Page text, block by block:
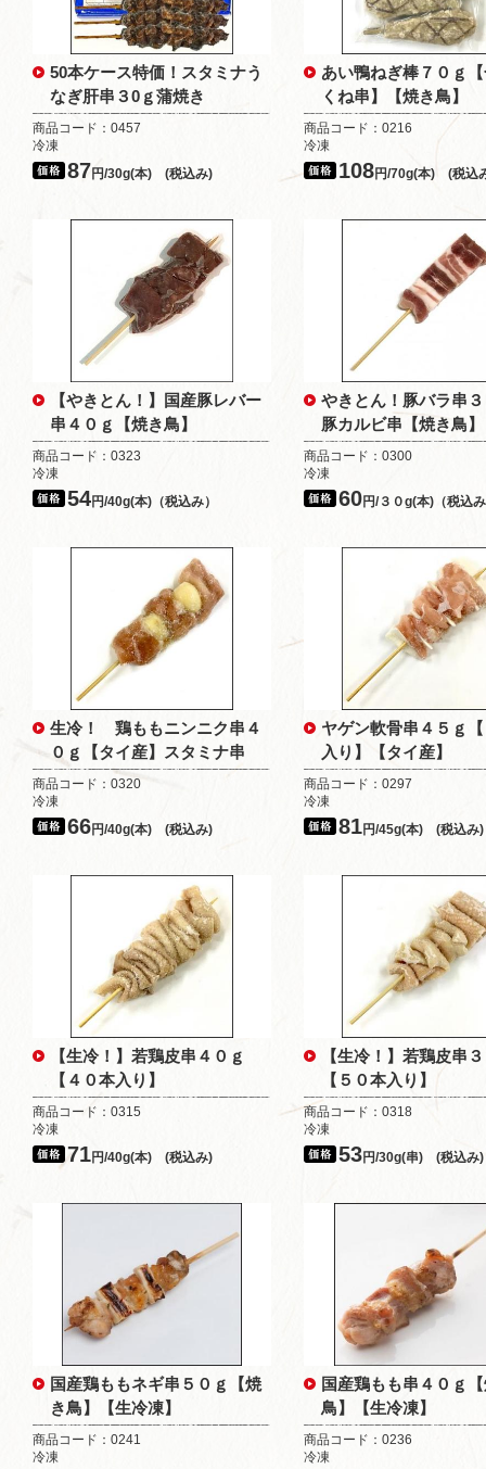
50本ケース特価！スタミナう
なぎ肝串３0ｇ蒲焼き
商品コード：0457
冷凍
87円/30g(本) (税込み)
あい鴨ねぎ棒７０ｇ
くね串】【焼き鳥】
商品コード：0216
冷凍
108円/70g(本) (税込
【やきとん！】国産豚レバー
串４０ｇ【焼き鳥】
商品コード：0323
冷凍
54円/40g(本)（税込み）
やきとん！豚バラ串
豚カルビ串【焼き鳥】
商品コード：0300
冷凍
60円/３０g(本)（税込
生冷！ 鶏ももニンニク串４
０ｇ【タイ産】スタミナ串
商品コード：0320
冷凍
66円/40g(本) (税込み)
ヤゲン軟骨串４５ｇ
入り】【タイ産】
商品コード：0297
冷凍
81円/45g(本) (税込み)
【生冷！】若鶏皮串４０ｇ
【４０本入り】
商品コード：0315
冷凍
71円/40g(本) (税込み)
【生冷！】若鶏皮串
【５０本入り】
商品コード：0318
冷凍
53円/30g(串) (税込み)
国産鶏ももネギ串５０ｇ【焼
き鳥】【生冷凍】
商品コード：0241
冷凍
国産鶏もも串４０ｇ
鳥】【生冷凍】
商品コード：0236
冷凍